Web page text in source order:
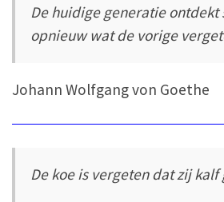
De huidige generatie ontdekt
opnieuw wat de vorige
Johann Wolfgang von Goethe
De koe is vergeten dat zij kalf